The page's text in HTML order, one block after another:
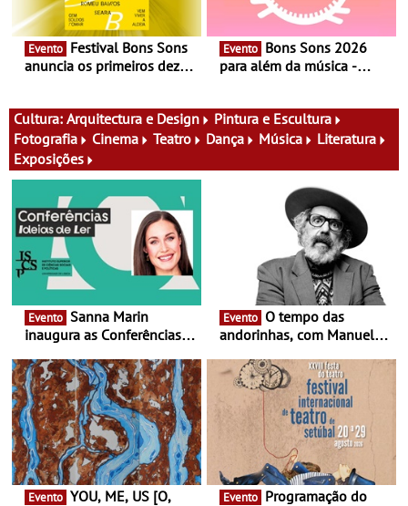
Evento
anuncia os primeiros dez
Evento
para além da música -
atividades para toda a
família e muito mais
Cultura: Arquitectura e Design
Pintura e Escultura
Fotografia
Cinema Teatro Dança Música
Literatura
Exposições
Evento
inaugura as Conferências
Antiga primeira-ministra da
Finlândia é a convidada da
primeira edição do novo
ciclo de debates dedicado
aos grandes temas do
nosso tempo
Evento
andorinhas, com Manuel
Atum - Concerto
performance na MAAT
Gallery a 3 de Setembro,
19:30
Evento Evento